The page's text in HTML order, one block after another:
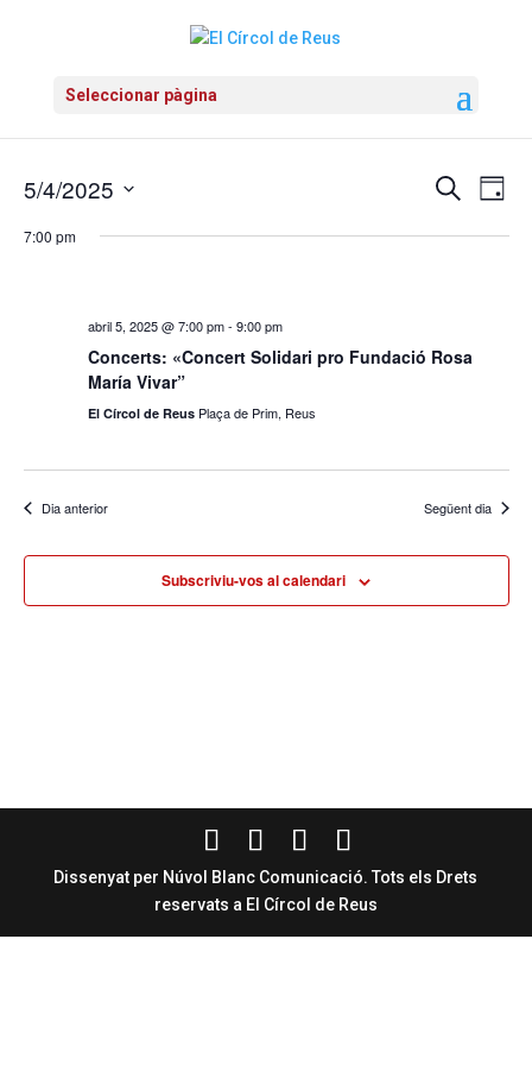
Seleccionar pàgina
visual
Cerca
de
Dia
5/4/2025
una
7:00 pm
abril 5, 2025 @ 7:00 pm- 9:00 pm
Concerts: «Concert Solidari pro Fundació Rosa
María Vivar”
El Círcol de Reus Plaça de Prim, Reus
Dia anterior Següent dia
Subscriviu-vos al calendari
Dissenyat per Núvol Blanc Comunicació. Tots els Drets
reservats a El Círcol de Reus